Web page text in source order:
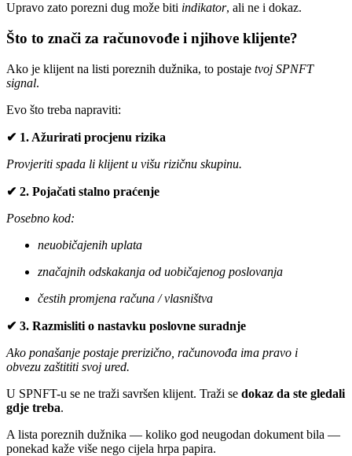
Upravo zato porezni dug može biti indikator, ali ne i dokaz.
Što to znači za računovođe i njihove klijente?
Ako je klijent na listi poreznih dužnika, to postaje tvoj SPNFT
signal.
Evo što treba napraviti:
✔ 1. Ažurirati procjenu rizika
Provjeriti spada li klijent u višu rizičnu skupinu.
✔ 2. Pojačati stalno praćenje
Posebno kod:
neuobičajenih uplata
značajnih odskakanja od uobičajenog poslovanja
čestih promjena računa / vlasništva
✔ 3. Razmisliti o nastavku poslovne suradnje
Ako ponašanje postaje prerizično, računovođa ima pravo i
obvezu zaštititi svoj ured.
U SPNFT-u se ne traži savršen klijent. Traži se dokaz da ste gledali
gdje treba.
A lista poreznih dužnika — koliko god neugodan dokument bila —
ponekad kaže više nego cijela hrpa papira.